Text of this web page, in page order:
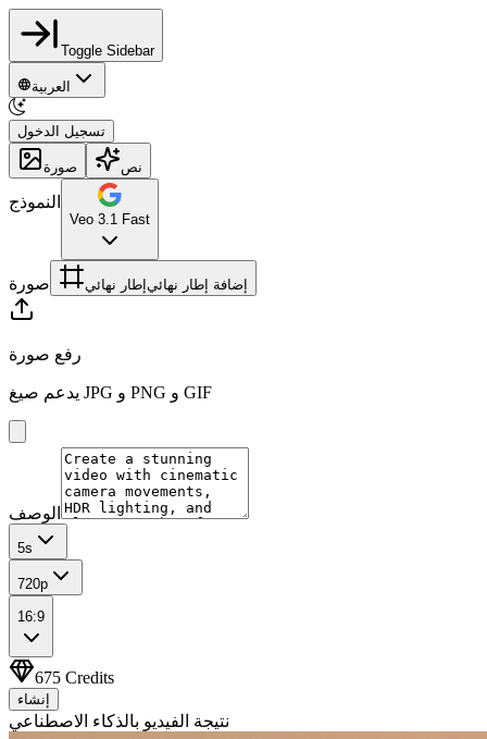
Toggle Sidebar
العربية
تسجيل الدخول
صورة نص
النموذج
Veo 3.1 Fast
صورة إضافة إطار نهائي إطار نهائي
رفع صورة
يدعم صيغ JPG و PNG و GIF
الوصف
5s
720p
16:9
675 Credits
إنشاء
نتيجة الفيديو بالذكاء الاصطناعي